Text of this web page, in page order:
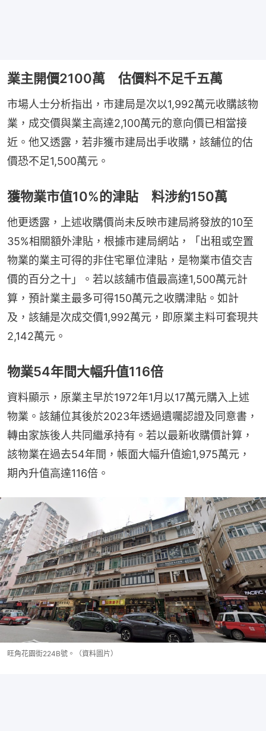
業主開價2100萬 估價料不足千五萬
市場人士分析指出，市建局是次以1,992萬元收購該物
業，成交價與業主高達2,100萬元的意向價已相當接
近。他又透露，若非獲市建局出手收購，該舖位的估
價恐不足1,500萬元。
獲物業市值10%的津貼 料涉約150萬
他更透露，上述收購價尚未反映市建局將發放的10至
35%相關額外津貼，根據市建局網站，「出租或空置
物業的業主可得的非住宅單位津貼，是物業市值交吉
價的百分之十」。若以該舖市值最高達1,500萬元計
算，預計業主最多可得150萬元之收購津貼。如計
及，該舖是次成交價1,992萬元，即原業主料可套現共
2,142萬元。
物業54年間大幅升值116倍
資料顯示，原業主早於1972年1月以17萬元購入上述
物業。該舖位其後於2023年透過遺囑認證及同意書，
轉由家族後人共同繼承持有。若以最新收購價計算，
該物業在過去54年間，帳面大幅升值逾1,975萬元，
期內升值高達116倍。
旺角花園街224B號。（資料圖片）